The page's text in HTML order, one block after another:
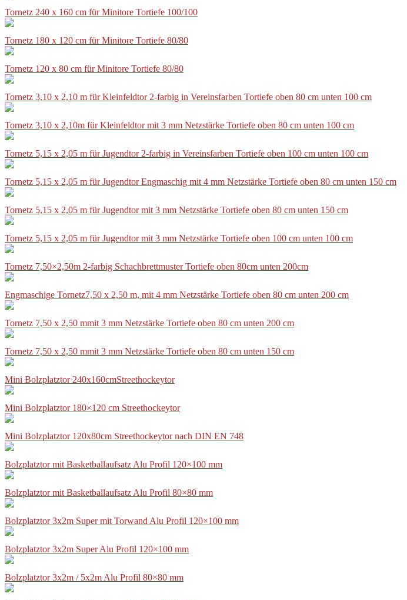
Tornetz 240 x 160 cm für Minitore Tortiefe 100/100
Tornetz 180 x 120 cm für Minitore Tortiefe 80/80
Tornetz 120 x 80 cm für Minitore Tortiefe 80/80
Tornetz 3,10 x 2,10 m für Kleinfeldtor 2-farbig in Vereinsfarben Tortiefe oben 80 cm unten 100 cm
Tornetz 3,10 x 2,10m für Kleinfeldtor mit 3 mm Netzstärke Tortiefe oben 80 cm unten 100 cm
Tornetz 5,15 x 2,05 m für Jugendtor 2-farbig in Vereinsfarben Tortiefe oben 100 cm unten 100 cm
Tornetz 5,15 x 2,05 m für Jugendtor Engmaschig mit 4 mm Netzstärke Tortiefe oben 80 cm unten 150 cm
Tornetz 5,15 x 2,05 m für Jugendtor mit 3 mm Netzstärke Tortiefe oben 80 cm unten 150 cm
Tornetz 5,15 x 2,05 m für Jugendtor mit 3 mm Netzstärke Tortiefe oben 100 cm unten 100 cm
Tornetz 7,50×2,50m 2-farbig Schachbrettmuster Tortiefe oben 80cm unten 200cm
Engmaschige Tornetz7,50 x 2,50 m, mit 4 mm Netzstärke Tortiefe oben 80 cm unten 200 cm
Tornetz 7,50 x 2,50 mmit 3 mm Netzstärke Tortiefe oben 80 cm unten 200 cm
Tornetz 7,50 x 2,50 mmit 3 mm Netzstärke Tortiefe oben 80 cm unten 150 cm
Mini Bolzplatztor 240x160cmStreethockeytor
Mini Bolzplatztor 180×120 cm Streethockeytor
Mini Bolzplatztor 120x80cm Streethockeytor nach DIN EN 748
Bolzplatztor mit Basketballaufsatz Alu Profil 120×100 mm
Bolzplatztor mit Basketballaufsatz Alu Profil 80×80 mm
Bolzplatztor 3x2m Super mit Torwand Alu Profil 120×100 mm
Bolzplatztor 3x2m Super Alu Profil 120×100 mm
Bolzplatztor 3x2m / 5x2m Alu Profil 80×80 mm